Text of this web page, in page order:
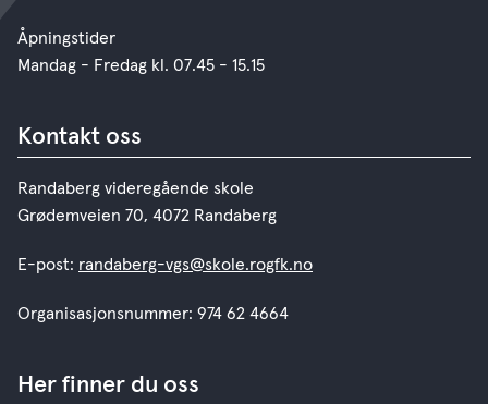
Åpningstider
Mandag - Fredag kl. 07.45 - 15.15
Kontakt oss
Randaberg videregående skole
Grødemveien 70, 4072 Randaberg
E-post: randaberg-vgs@skole.rogfk.no
Organisasjonsnummer: 974 62 4664
Her finner du oss